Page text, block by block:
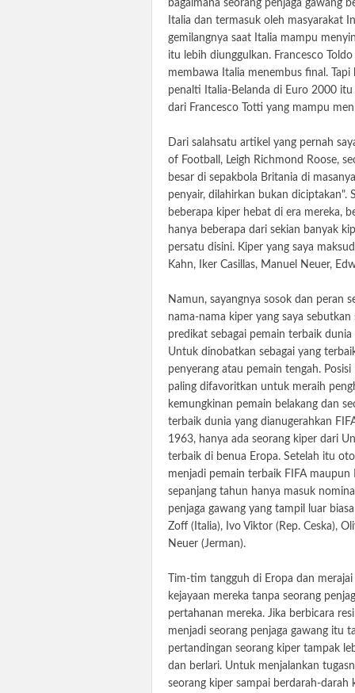
bagaimana seorang penjaga gawang
Italia dan termasuk oleh masyarakat
gemilangnya saat Italia mampu
itu lebih diunggulkan. Francesco
membawa Italia menembus final.
penalti Italia-Belanda di Euro 2000
dari Francesco Totti yang mampu
Dari salahsatu artikel yang pernah
of Football, Leigh Richmond Roose,
besar di sepakbola Britania di
penyair, dilahirkan bukan diciptakan".
beberapa kiper hebat di era mereka,
hanya beberapa dari sekian banyak
persatu disini. Kiper yang saya
Kahn, Iker Casillas, Manuel Neuer,
Namun, sayangnya sosok dan peran
nama-nama kiper yang saya
predikat sebagai pemain terbaik
Untuk dinobatkan sebagai yang
penyerang atau pemain tengah.
paling difavoritkan untuk meraih
kemungkinan pemain belakang dan
terbaik dunia yang dianugerahkan
1963, hanya ada seorang kiper dari
terbaik di benua Eropa. Setelah itu
menjadi pemain terbaik FIFA maupun
sepanjang tahun hanya masuk
penjaga gawang yang tampil luar
Zoff (Italia), Ivo Viktor (Rep. Ceska),
Neuer (Jerman).
Tim-tim tangguh di Eropa dan
kejayaan mereka tanpa seorang
pertahanan mereka. Jika berbicara
menjadi seorang penjaga gawang itu
pertandingan seorang kiper tampak
dan berlari. Untuk menjalankan
seorang kiper sampai berdarah-